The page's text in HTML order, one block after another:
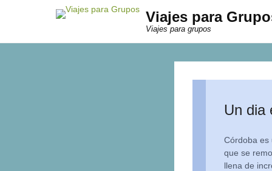
Viajes para
Viajes para grupos
Un dia
Córdoba es
que se
llena de